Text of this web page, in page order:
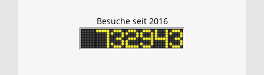
Besuche seit 2016